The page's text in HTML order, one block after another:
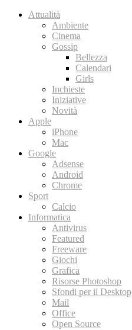
Attualità
Ambiente
Cinema
Gossip
Bellezza
Calendari
Girls
Inchieste
Iniziative
Novità
Apple
iPhone
Mac
Google
Adsense
Android
Chrome
Sport
Calcio
Informatica
Antivirus
Featured
Freeware
Giochi
Grafica
Risorse Photoshop
Sfondi per il Desktop
Mail
Office
Open Source